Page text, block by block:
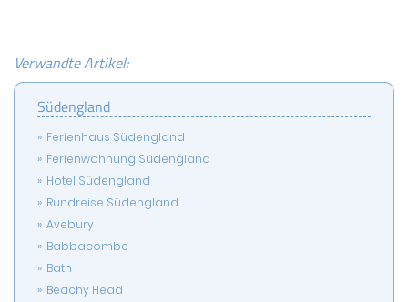
Verwandte Artikel:
Südengland
Ferienhaus Südengland
Ferienwohnung Südengland
Hotel Südengland
Rundreise Südengland
Avebury
Babbacombe
Bath
Beachy Head